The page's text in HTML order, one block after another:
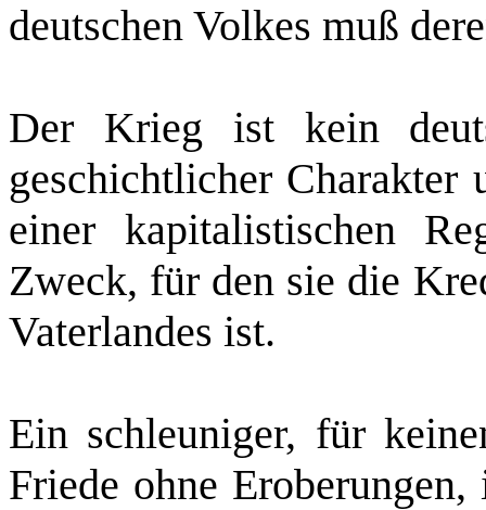
deutschen Volkes muß
Der Krieg ist kein
geschichtlicher Charakter
einer kapitalistischen
Zweck, für den sie die
Vaterlandes ist.
Ein schleuniger, für
Friede ohne